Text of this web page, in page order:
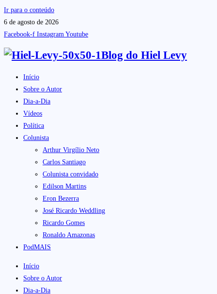
Ir para o conteúdo
6 de agosto de 2026
Facebook-f Instagram Youtube
Blog do Hiel Levy
Início
Sobre o Autor
Dia-a-Dia
Vídeos
Política
Colunista
Arthur Virgílio Neto
Carlos Santiago
Colunista convidado
Edilson Martins
Eron Bezerra
José Ricardo Weddling
Ricardo Gomes
Ronaldo Amazonas
PodMAIS
Início
Sobre o Autor
Dia-a-Dia